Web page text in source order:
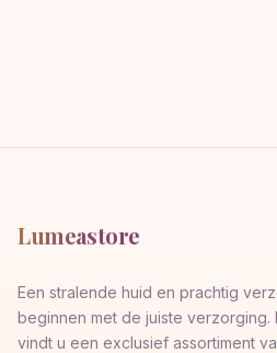
Lumeastore
Een stralende huid en prachtig
beginnen met de juiste verzorging.
vindt u een exclusief assortiment